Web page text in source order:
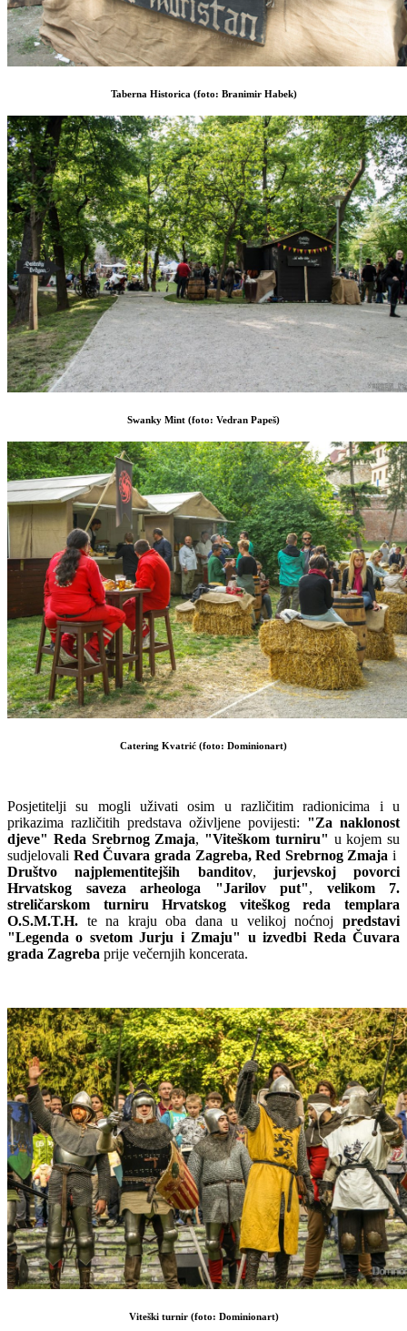
Taberna Historica (foto: Branimir Habek)
Swanky Mint (foto: Vedran Papeš)
Catering Kvatrić (foto: Dominionart)
Posjetitelji su mogli uživati osim u različitim radionicima i u
prikazima različitih predstava oživljene povijesti: "Za naklonost
djeve" Reda Srebrnog Zmaja, "Viteškom turniru" u kojem su
sudjelovali Red Čuvara grada Zagreba, Red Srebrnog Zmaja i
Društvo najplementitejših banditov, jurjevskoj povorci
Hrvatskog saveza arheologa "Jarilov put", velikom 7.
streličarskom turniru Hrvatskog viteškog reda templara
O.S.M.T.H. te na kraju oba dana u velikoj noćnoj predstavi
"Legenda o svetom Jurju i Zmaju" u izvedbi Reda Čuvara
grada Zagreba prije večernjih koncerata.
Viteški turnir (foto: Dominionart)